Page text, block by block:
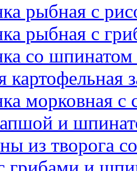
рыбная с
рыбная с
со шпинатом
картофельная
морковная с
и
из творога